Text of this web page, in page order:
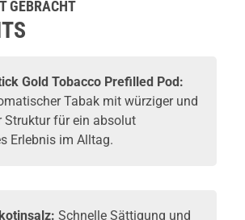
GEBRACHT
Gold Tobacco Prefilled Pod:
Tabak mit würziger und
Struktur für ein absolut
Erlebnis im Alltag.
Schnelle Sättigung und